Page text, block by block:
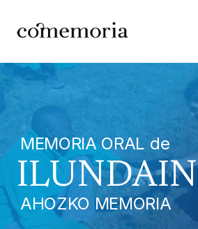
contenido
MEMORIA ORAL de
ILUNDAIN
AHOZKO MEMORIA